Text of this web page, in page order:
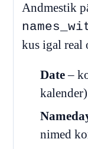
Andmestik
kus igal real
Date–
nimed